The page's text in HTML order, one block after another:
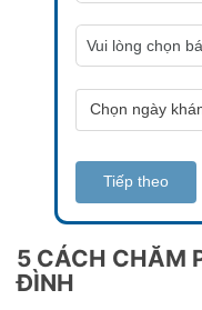
Tiếp theo
5 CÁCH CHĂM
ĐÌNH